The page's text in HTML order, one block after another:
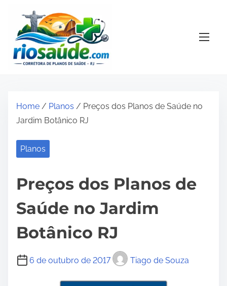
Home / Planos / Preços dos Planos de Saúde no
Jardim Botânico RJ
Planos
Preços dos Planos de
Saúde no Jardim
Botânico RJ
6 de outubro de 2017 Tiago de Souza